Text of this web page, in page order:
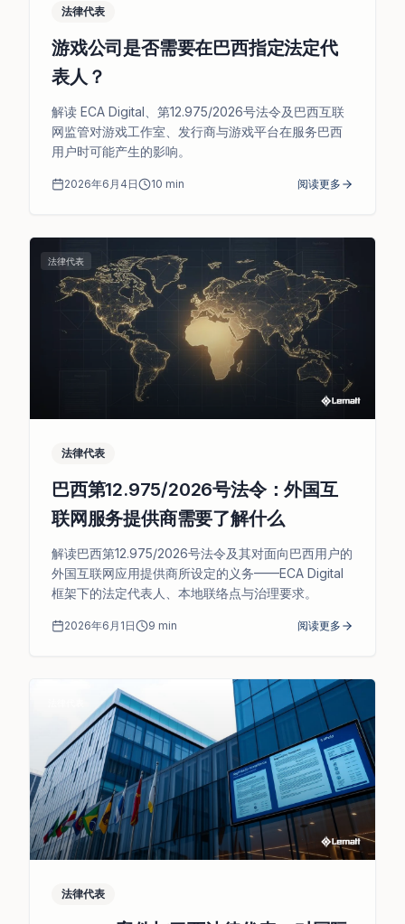
法律代表
游戏公司是否需要在巴西指定法定代
表人？
解读 ECA Digital、第12.975/2026号法令及巴西互联
网监管对游戏工作室、发行商与游戏平台在服务巴西
用户时可能产生的影响。
2026年6月4日 10 min 阅读更多
法律代表
法律代表
巴西第12.975/2026号法令：外国互
联网服务提供商需要了解什么
解读巴西第12.975/2026号法令及其对面向巴西用户的
外国互联网应用提供商所设定的义务——ECA Digital
框架下的法定代表人、本地联络点与治理要求。
2026年6月1日 9 min 阅读更多
法律代表